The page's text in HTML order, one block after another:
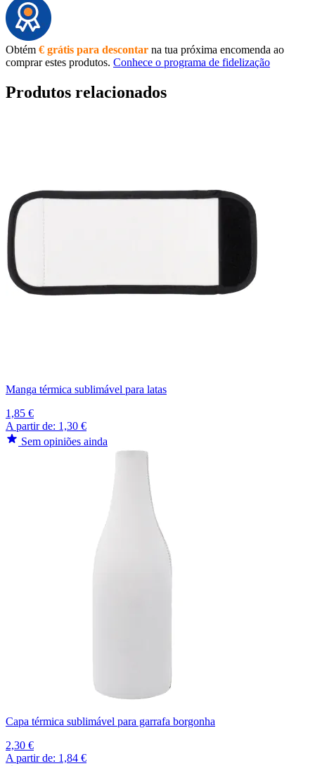
Obtém € grátis para descontar na tua próxima encomenda ao
comprar estes produtos. Conhece o programa de fidelização
Produtos relacionados
Manga térmica sublimável para latas
1,85 €
A partir de: 1,30 €
Sem opiniões ainda
Capa térmica sublimável para garrafa borgonha
2,30 €
A partir de: 1,84 €